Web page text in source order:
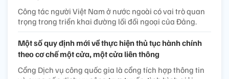
Công tác người Việt Nam ở nước ngoài có vai trò quan
trọng trong triển khai đường lối đối ngoại của Đảng.
Một số quy định mới về thực hiện thủ tục hành chính
theo cơ chế một cửa, một cửa liên thông
Cổng Dịch vụ công quốc gia là cổng tích hợp thông tin